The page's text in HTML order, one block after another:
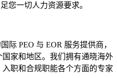
您一切人力资源要求。
际 PEO 与 EOR 服务提供商，
家和地区。我们拥有通晓海外
入职和合规职能各个方面的专家